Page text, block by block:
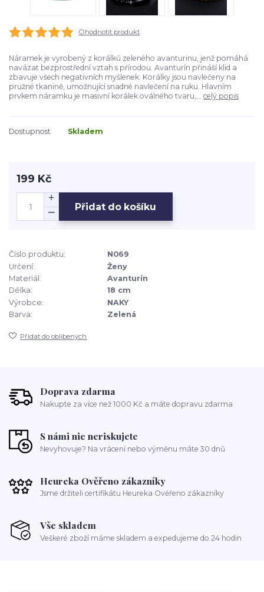
Ohodnotit produkt
Náramek je vyrobený z korálků zeleného avanturinu, jenž pomáhá
navázat bezprostřední vztah s přírodou. Avanturín přináší klid a
zbavuje všech negativních myšlenek. Korálky jsou navlečeny na
pružné tkanině, umožnující snadné navlečení na ruku. Hlavním
prvkem náramku je masivní korálek oválného tvaru,... celý popis
Dostupnost Skladem
199 Kč
Přidat do košíku
Číslo produktu:
N069
Určení:
Ženy
Materiál:
Avanturín
Délka:
18 cm
Výrobce:
NAKY
Barva:
Zelená
Přidat do oblíbených
Doprava zdarma
Nakupte za více než 1000 Kč a máte dopravu zdarma
S námi nic neriskujete
Nevyhovuje? Na vrácení nebo výměnu máte 30 dnů
Heureka Ověřeno zákazníky
Jsme držiteli certifikátu Heureka Ověřeno zákazníky
Vše skladem
Veškeré zboží máme skladem a expedujeme do 24 hodin